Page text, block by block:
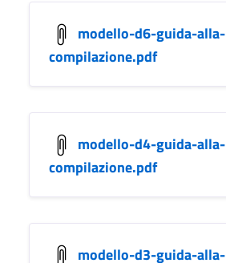
modello-d6-guida-alla-
compilazione.pdf
modello-d4-guida-alla-
compilazione.pdf
modello-d3-guida-alla-